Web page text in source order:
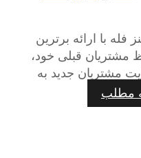
فله با ارائه برترین
مشتریان قبلی خود،
مشتریان جدید به
مطلب